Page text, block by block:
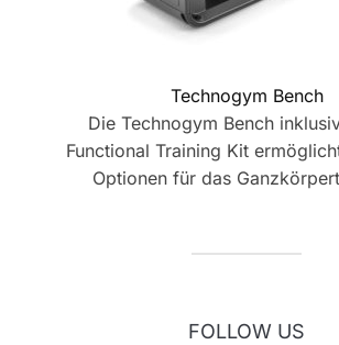
Technogym Bench
Die Technogym Bench
Functional Training Kit
Optionen für das
FOLLOW US